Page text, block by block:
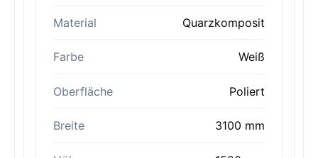
Material Quarzkomposit
Farbe Weiß
Oberfläche Poliert
Breite 3100 mm